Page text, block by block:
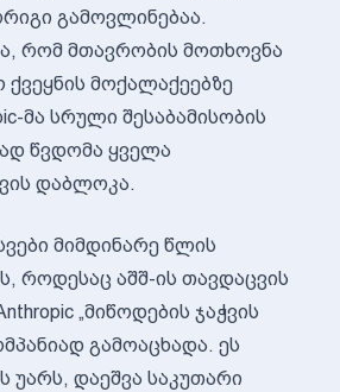
გამოვლინებაა.
რომ მთავრობის მოთხოვნა
ქვეყნის მოქალაქეებზე
მა სრული შესაბამისობის
წვდომა ყველა
დაბლოკა.
მიმდინარე წლის
როდესაც აშშ-ის თავდაცვის
„მიწოდების ჯაჭვის
გამოაცხადა. ეს
უარს, დაეშვა საკუთარი